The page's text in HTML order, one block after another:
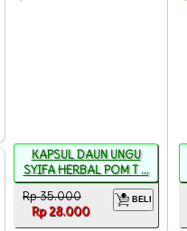
KAPSUL DAUN UNGU
SYIFA HERBAL POM T ...
Rp 35.000
Rp 28.000
BELI